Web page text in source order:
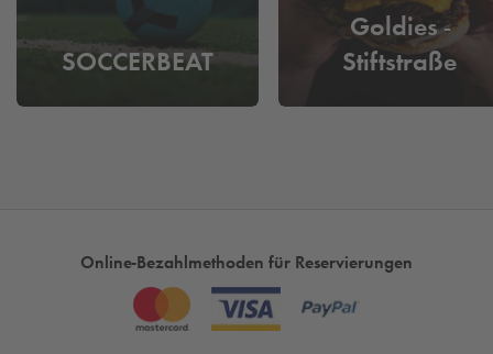
SOCCERBEAT
Goldies -
Stiftstraße
Online-Bezahlmethoden für Reservierungen